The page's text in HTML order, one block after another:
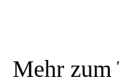
Mehr zum